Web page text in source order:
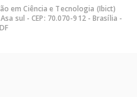
em Ciência e Tecnologia (Ibict)
sul - CEP: 70.070-912 - Brasília -
DF